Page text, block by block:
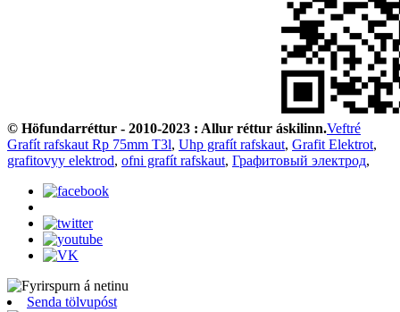
© Höfundarréttur - 2010-2023 : Allur réttur áskilinn.Veftré
Grafít rafskaut Rp 75mm T3l, Uhp grafít rafskaut, Grafit Elektrot,
grafitovyy elektrod, ofni grafít rafskaut, Графитовый электрод,
Senda tölvupóst